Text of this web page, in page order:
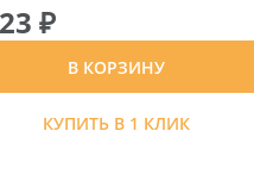
₽
В КОРЗИНУ
КУПИТЬ В 1 КЛИК